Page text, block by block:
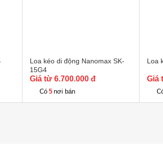
Loa kéo di động Nanomax SK-
15G4
Giá từ 6.700.000 đ
Có 5 nơi bán
Loa
Giá